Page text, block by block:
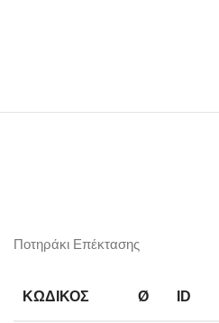
Ποτηράκι Επέκτασης
ΚΩΔΙΚΟΣ Ø ID